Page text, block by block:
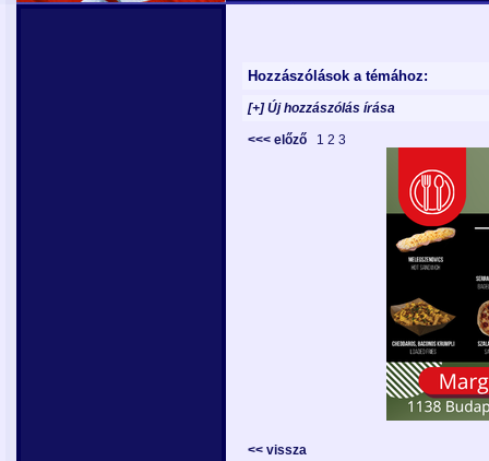
Hozzászólások a témához:
[+] Új hozzászólás írása
<<< előző 1 2 3
<< vissza